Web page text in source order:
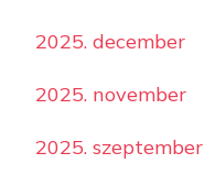
2025. december
2025. november
2025. szeptember